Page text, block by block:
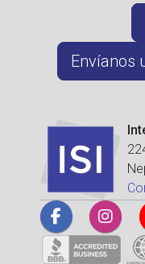
Envíanos